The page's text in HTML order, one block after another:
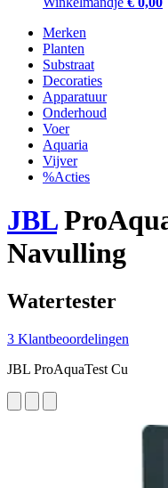
Merken
Planten
Substraat
Decoraties
Apparatuur
Onderhoud
Voer
Aquaria
Vijver
%Acties
JBL
Navulling
Watertester
3 Klantbeoordelingen
JBL ProAquaTest Cu